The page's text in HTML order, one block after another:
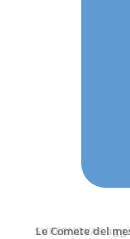
Le Comete del mese